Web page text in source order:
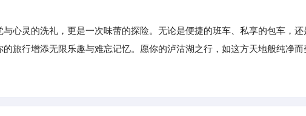
灵的洗礼，更是一次味蕾的探险。无论是便捷的班车、私享的包车，还
旅行增添无限乐趣与难忘记忆。愿你的泸沽湖之行，如这方天地般纯净而